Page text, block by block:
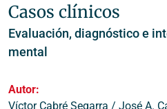
Casos clínicos
Evaluación, diagnóstico e
mental
Autor:
Víctor Cabré Segarra / José A.